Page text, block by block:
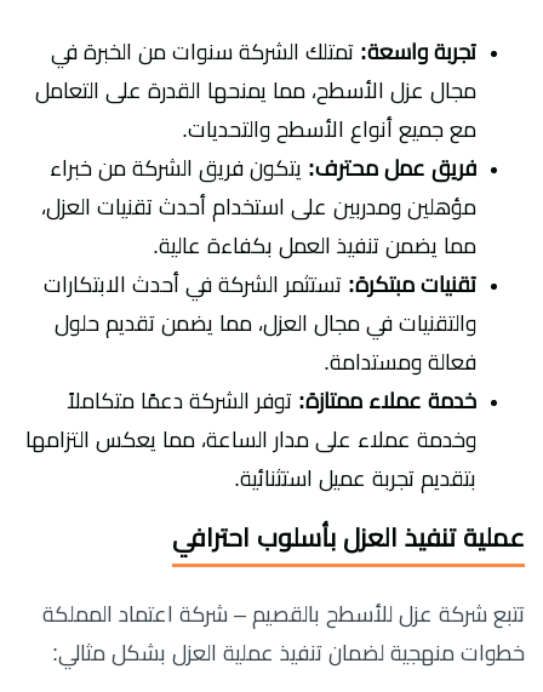
تجربة واسعة: تمتلك الشركة سنوات من الخبرة في
مجال عزل الأسطح، مما يمنحها القدرة على التعامل
مع جميع أنواع الأسطح والتحديات.
فريق عمل محترف: يتكون فريق الشركة من خبراء
مؤهلين ومدربين على استخدام أحدث تقنيات العزل،
مما يضمن تنفيذ العمل بكفاءة عالية.
تقنيات مبتكرة: تستثمر الشركة في أحدث الابتكارات
والتقنيات في مجال العزل، مما يضمن تقديم حلول
فعالة ومستدامة.
خدمة عملاء ممتازة: توفر الشركة دعمًا متكاملاً
وخدمة عملاء على مدار الساعة، مما يعكس التزامها
بتقديم تجربة عميل استثنائية.
عملية تنفيذ العزل بأسلوب احترافي
تتبع شركة عزل للأسطح بالقصيم – شركة اعتماد المملكة
خطوات منهجية لضمان تنفيذ عملية العزل بشكل مثالي: